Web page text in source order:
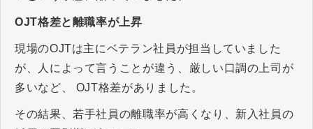
OJT格差と離職率が上昇
現場のOJTは主にベテラン社員が担当していました
が、人によって言うことが違う、厳しい口調の上司が
多いなど、 OJT格差がありました。
その結果、若手社員の離職率が高くなり、新入社員の